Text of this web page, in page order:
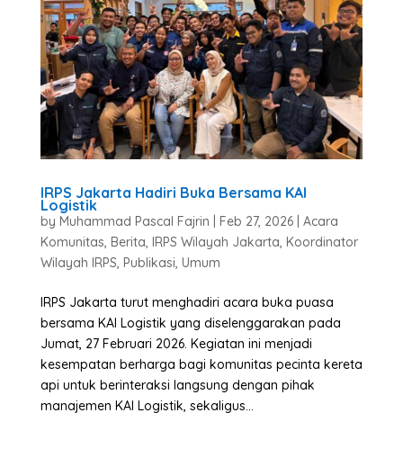
IRPS Jakarta Hadiri Buka Bersama KAI
Logistik
by Muhammad Pascal Fajrin Feb 27, 2026| Acara
Komunitas, Berita, IRPS Wilayah Jakarta, Koordinator
Wilayah IRPS, Publikasi, Umum
IRPS Jakarta turut menghadiri acara buka puasa
bersama KAI Logistik yang diselenggarakan pada
Jumat, 27 Februari 2026. Kegiatan ini menjadi
kesempatan berharga bagi komunitas pecinta kereta
api untuk berinteraksi langsung dengan pihak
manajemen KAI Logistik, sekaligus...